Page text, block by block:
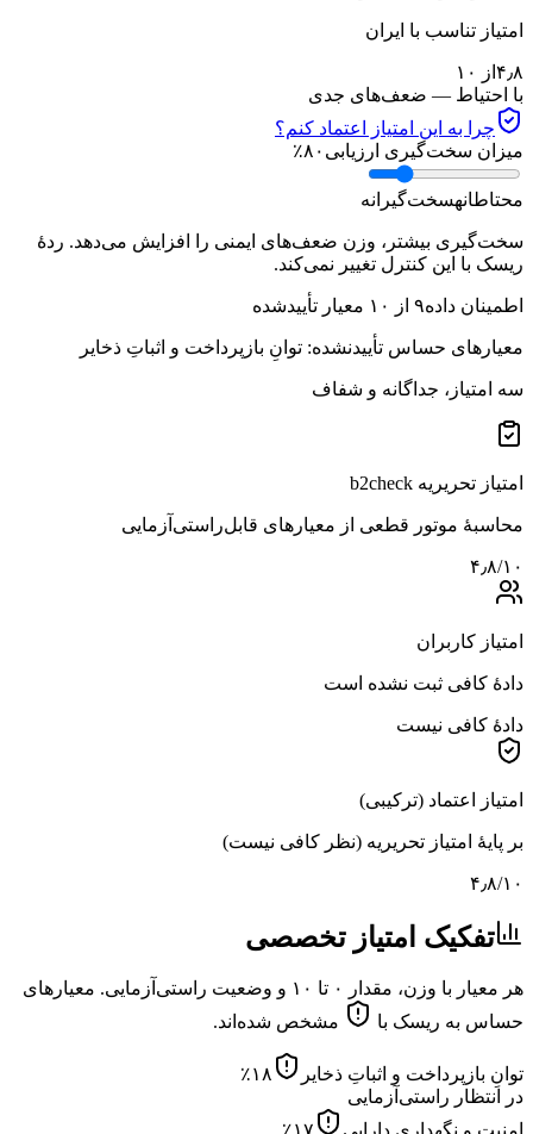
امتیاز تناسب با ایران
۴٫۸ از ۱۰
با احتیاط — ضعف‌های جدی
چرا به این امتیاز اعتماد کنم؟
میزان سخت‌گیری ارزیابی ۸۰٪
محتاطانهسخت‌گیرانه
سخت‌گیری بیشتر، وزن ضعف‌های ایمنی را افزایش می‌دهد. ردهٔ
ریسک با این کنترل تغییر نمی‌کند.
اطمینان داده۹ از ۱۰ معیار تأییدشده
معیارهای حساس تأییدنشده: توانِ بازپرداخت و اثباتِ ذخایر
سه امتیاز، جداگانه و شفاف
امتیاز تحریریه b2check
محاسبهٔ موتور قطعی از معیارهای قابل‌راستی‌آزمایی
۴٫۸/۱۰
امتیاز کاربران
دادهٔ کافی ثبت نشده است
دادهٔ کافی نیست
امتیاز اعتماد (ترکیبی)
بر پایهٔ امتیاز تحریریه (نظر کافی نیست)
۴٫۸/۱۰
تفکیک امتیاز تخصصی
هر معیار با وزن، مقدار ۰ تا ۱۰ و وضعیت راستی‌آزمایی. معیارهای
حساس به ریسک با
مشخص شده‌اند.
توانِ بازپرداخت و اثباتِ ذخایر ۱۸٪
در انتظار راستی‌آزمایی